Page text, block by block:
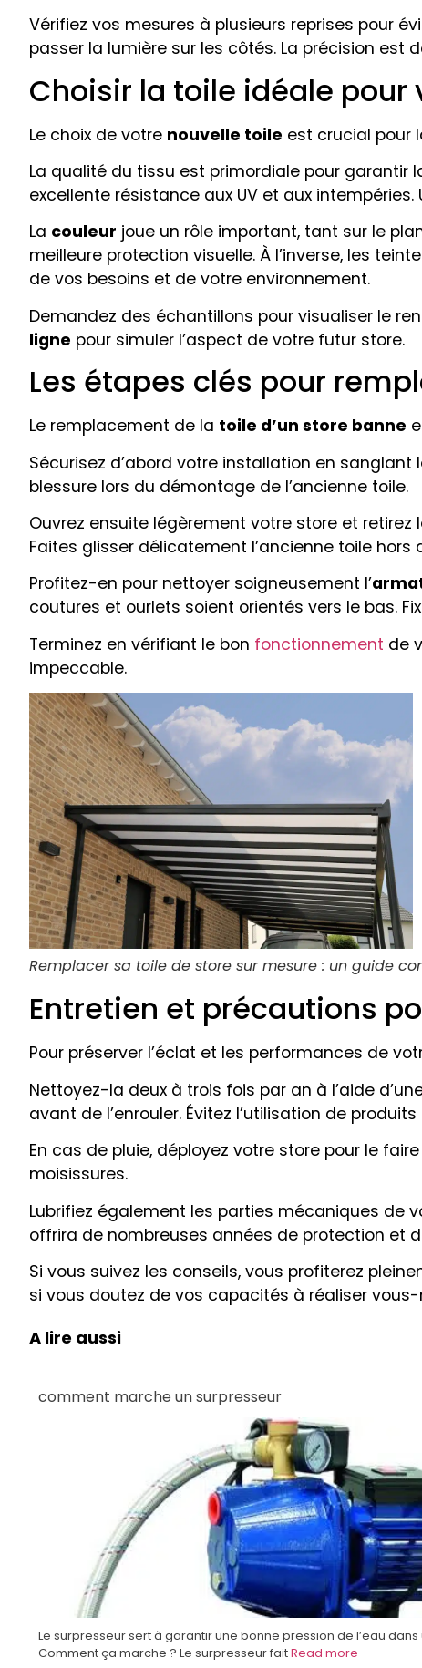
Vérifiez vos mesures à plusieurs reprises pour
passer la lumière sur les côtés. La précision est
Choisir la toile idéale pour
Le choix de votre nouvelle toile est crucial pour
La qualité du tissu est primordiale pour garantir
excellente résistance aux UV et aux
La couleur joue un rôle important, tant sur le
meilleure protection visuelle. À l’inverse, les
de vos besoins et de votre environnement.
Demandez des échantillons pour visualiser le
ligne pour simuler l’aspect de votre futur store.
Les étapes clés pour
Le remplacement de la toile d’un store banne
Sécurisez d’abord votre installation en sanglant
blessure lors du démontage de l’ancienne toile.
Ouvrez ensuite légèrement votre store et
Faites glisser délicatement l’ancienne toile
Profitez-en pour nettoyer soigneusement l’
coutures et ourlets soient orientés vers le bas.
Terminez en vérifiant le bon fonctionnement de
impeccable.
Remplacer sa toile de store sur mesure : un guide
Entretien et précautions
Pour préserver l’éclat et les performances de
Nettoyez-la deux à trois fois par an à l’aide
avant de l’enrouler. Évitez l’utilisation de
En cas de pluie, déployez votre store pour le
moisissures.
Lubrifiez également les parties mécaniques de
offrira de nombreuses années de protection et
Si vous suivez les conseils, vous profiterez
si vous doutez de vos capacités à réaliser
A lire aussi
comment marche un surpresseur
Le surpresseur sert à garantir une bonne pression de l’eau
Comment ça marche ? Le surpresseur faitRead more